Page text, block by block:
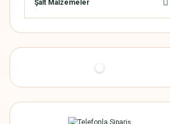
Şalt Malzemeler